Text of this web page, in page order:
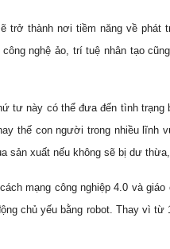
trở thành nơi tiềm năng về phát
nghệ ảo, trí tuệ nhân tạo
tư này có thể đưa đến tình
thế con người trong nhiều lĩnh
sản xuất nếu không sẽ bị dư thừa,
mạng công nghiệp 4.0 và
chủ yếu bằng robot. Thay vì từ